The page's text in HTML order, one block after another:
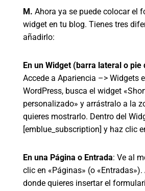
M. Ahora ya se puede colocar el
widget en tu blog. Tienes tres
añadirlo:
En un Widget (barra lateral o pie
Accede a Apariencia –> Widgets
WordPress, busca el widget
personalizado» y arrástralo a la
quieres mostrarlo. Dentro del
[emblue_subscription] y haz clic
En una Página o Entrada: Ve al
clic en «Páginas» (o
donde quieres insertar el